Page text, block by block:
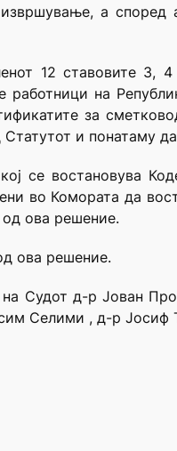
а според
12 ставовите
на
за
и понатаму да
се востановува
во Комората да
од ова решение.
ова решение.
Судот д-р Јован
Селими , д-р